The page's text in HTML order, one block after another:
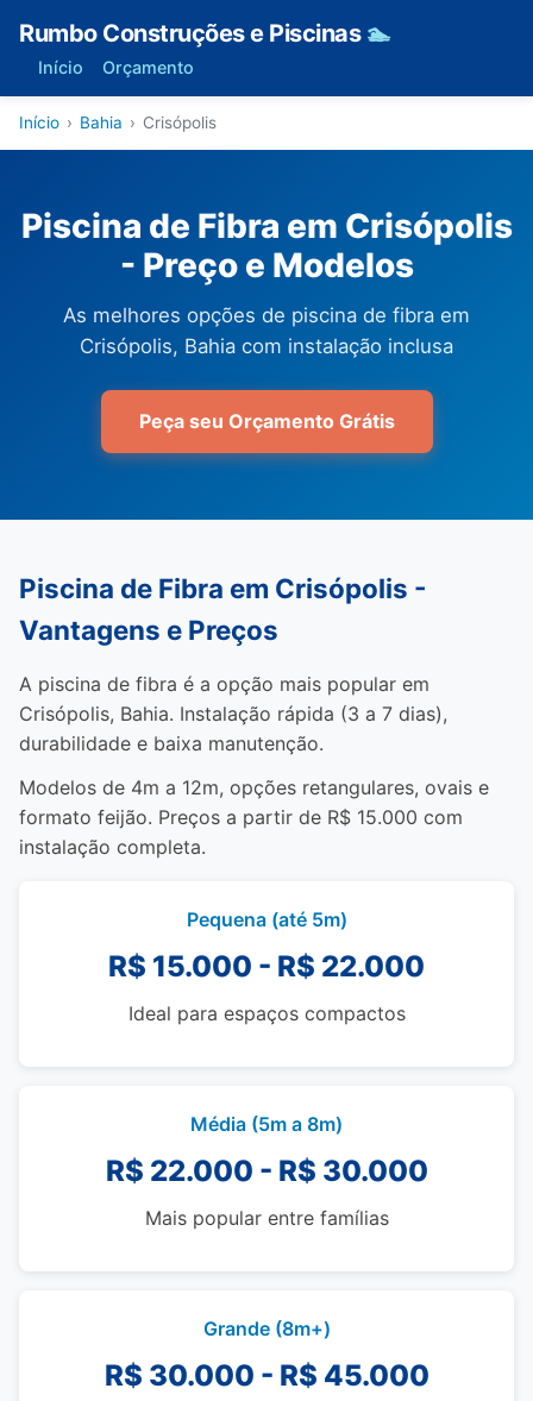
Rumbo Construções e Piscinas 🏊
Início Orçamento
Início › Bahia › Crisópolis
Piscina de Fibra em Crisópolis
- Preço e Modelos
As melhores opções de piscina de fibra em
Crisópolis, Bahia com instalação inclusa
Peça seu Orçamento Grátis
Piscina de Fibra em Crisópolis -
Vantagens e Preços
A piscina de fibra é a opção mais popular em
Crisópolis, Bahia. Instalação rápida (3 a 7 dias),
durabilidade e baixa manutenção.
Modelos de 4m a 12m, opções retangulares, ovais e
formato feijão. Preços a partir de R$ 15.000 com
instalação completa.
Pequena (até 5m)
R$ 15.000 - R$ 22.000
Ideal para espaços compactos
Média (5m a 8m)
R$ 22.000 - R$ 30.000
Mais popular entre famílias
Grande (8m+)
R$ 30.000 - R$ 45.000